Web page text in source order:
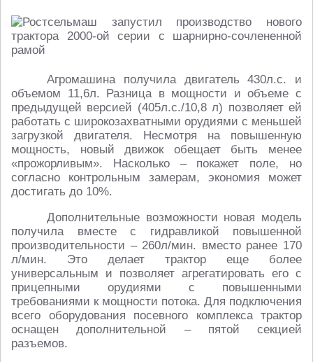
Агромашина получила двигатель 430л.с. и
объемом 11,6л. Разница в мощности и объеме с
предыдущей версией (405л.с./10,8 л) позволяет ей
работать с широкозахватными орудиями с меньшей
загрузкой двигателя. Несмотря на повышенную
мощность, новый движок обещает быть менее
«прожорливым». Насколько – покажет поле, но
согласно контрольным замерам, экономия может
достигать до 10%.
Дополнительные возможности новая модель
получила вместе с гидравликой повышенной
производительности – 260л/мин. вместо ранее 170
л/мин. Это делает трактор еще более
универсальным и позволяет агрегатировать его с
прицепными орудиями с повышенными
требованиями к мощности потока. Для подключения
всего оборудования посевного комплекса трактор
оснащен дополнительной – пятой секцией
разъемов.